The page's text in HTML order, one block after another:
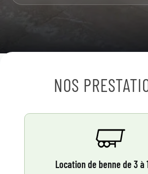
NOS
Location de benne de 3 à